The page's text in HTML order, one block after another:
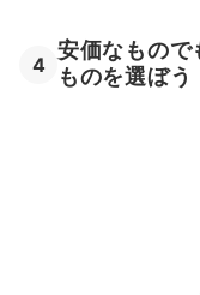
4
安価なもので
ものを選ぼう